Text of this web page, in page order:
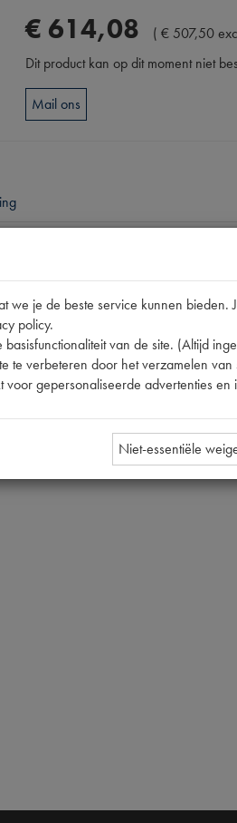
€ 614,08 (€ 507,50
Dit product kan op dit moment niet
Mail ons
we je de beste service kunnen
policy.
van de site. (Altijd
te verbeteren door het verzamelen van
voor gepersonaliseerde advertenties en
Niet-essentiële